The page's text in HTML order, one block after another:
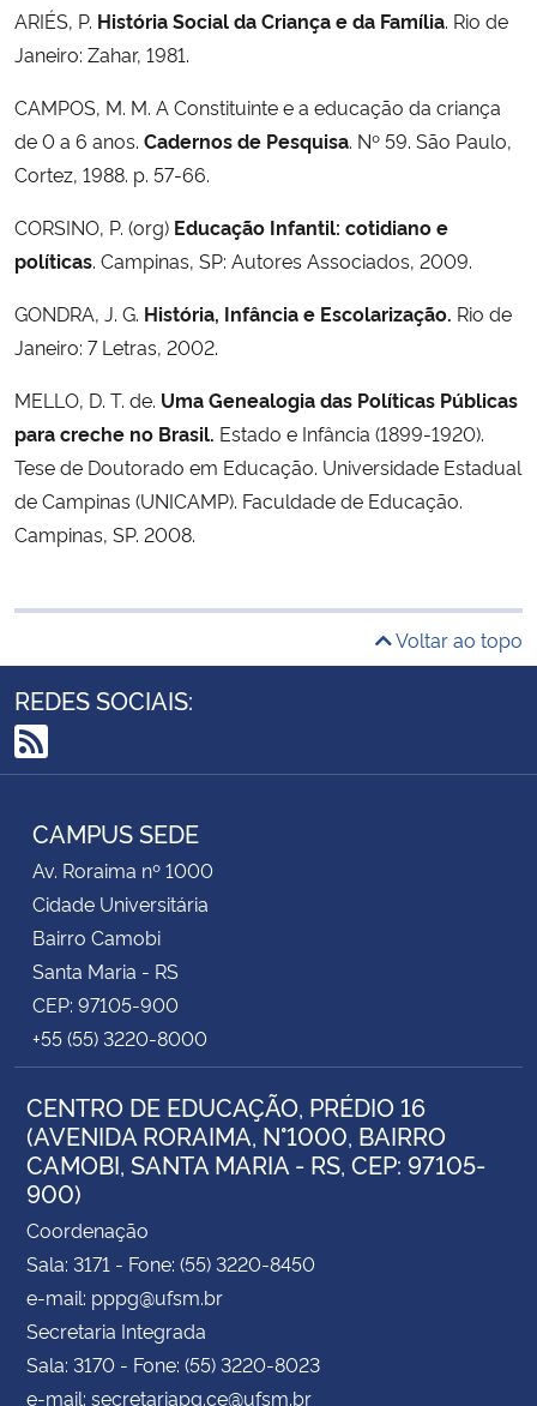
ARIÉS, P. História Social da Criança e da Família. Rio de
Janeiro: Zahar, 1981.
CAMPOS, M. M. A Constituinte e a educação da criança
de 0 a 6 anos. Cadernos de Pesquisa. Nº 59. São Paulo,
Cortez, 1988. p. 57-66.
CORSINO, P. (org) Educação Infantil: cotidiano e
políticas. Campinas, SP: Autores Associados, 2009.
GONDRA, J. G. História, Infância e Escolarização. Rio de
Janeiro: 7 Letras, 2002.
MELLO, D. T. de. Uma Genealogia das Políticas Públicas
para creche no Brasil. Estado e Infância (1899-1920).
Tese de Doutorado em Educação. Universidade Estadual
de Campinas (UNICAMP). Faculdade de Educação.
Campinas, SP. 2008.
Voltar ao topo
REDES SOCIAIS:
RSS
CAMPUS SEDE
Av. Roraima nº 1000
Cidade Universitária
Bairro Camobi
Santa Maria - RS
CEP: 97105-900
+55 (55) 3220-8000
CENTRO DE EDUCAÇÃO, PRÉDIO 16
(AVENIDA RORAIMA, N°1000, BAIRRO
CAMOBI, SANTA MARIA - RS, CEP: 97105-
900)
Coordenação
Sala: 3171 - Fone: (55) 3220-8450
e-mail: pppg@ufsm.br
Secretaria Integrada
Sala: 3170 - Fone: (55) 3220-8023
e-mail: secretariapg.ce@ufsm.br